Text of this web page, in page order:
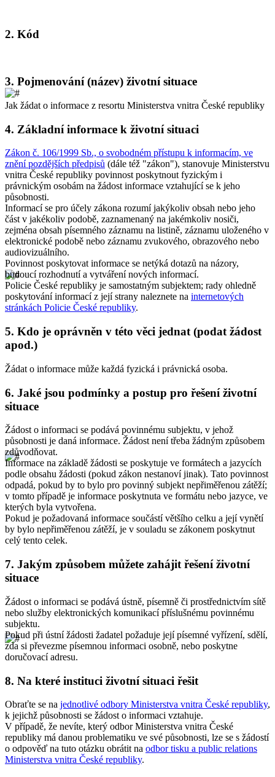
2. Kód
3. Pojmenování (název) životní situace
Jak žádat o informace z resortu Ministerstva vnitra České republiky
4. Základní informace k životní situaci
Zákon č. 106/1999 Sb., o svobodném přístupu k informacím, ve
znění pozdějších předpisů (dále též "zákon"), stanovuje Ministerstvu
vnitra České republiky povinnost poskytnout fyzickým i
právnickým osobám na žádost informace vztahující se k jeho
působnosti.
Informací se pro účely zákona rozumí jakýkoliv obsah nebo jeho
část v jakékoliv podobě, zaznamenaný na jakémkoliv nosiči,
zejména obsah písemného záznamu na listině, záznamu uloženého v
elektronické podobě nebo záznamu zvukového, obrazového nebo
audiovizuálního.
Povinnost poskytovat informace se netýká dotazů na názory,
budoucí rozhodnutí a vytváření nových informací.
Policie České republiky je samostatným subjektem; rady ohledně
poskytování informací z její strany naleznete na internetových
stránkách Policie České republiky.
5. Kdo je oprávněn v této věci jednat (podat žádost
apod.)
Žádat o informace může každá fyzická i právnická osoba.
6. Jaké jsou podmínky a postup pro řešení životní
situace
Žádost o informaci se podává povinnému subjektu, v jehož
působnosti je daná informace. Žádost není třeba žádným způsobem
zdůvodňovat.
Informace na základě žádosti se poskytuje ve formátech a jazycích
podle obsahu žádosti (pokud zákon nestanoví jinak). Tato povinnost
odpadá, pokud by to bylo pro povinný subjekt nepřiměřenou zátěží;
v tomto případě je informace poskytnuta ve formátu nebo jazyce, ve
kterých byla vytvořena.
Pokud je požadovaná informace součástí většího celku a její vynětí
by bylo nepřiměřenou zátěží, je v souladu se zákonem poskytnut
celý tento celek.
7. Jakým způsobem můžete zahájit řešení životní
situace
Žádost o informaci se podává ústně, písemně či prostřednictvím sítě
nebo služby elektronických komunikací příslušnému povinnému
subjektu.
Pokud při ústní žádosti žadatel požaduje její písemné vyřízení, sdělí,
zda si převezme písemnou informaci osobně, nebo poskytne
doručovací adresu.
8. Na které instituci životní situaci řešit
Obraťte se na jednotlivé odbory Ministerstva vnitra České republiky,
k jejichž působnosti se žádost o informaci vztahuje.
V případě, že nevíte, který odbor Ministerstva vnitra České
republiky má danou problematiku ve své působnosti, lze se s žádostí
o odpověď na tuto otázku obrátit na odbor tisku a public relations
Ministerstva vnitra České republiky.